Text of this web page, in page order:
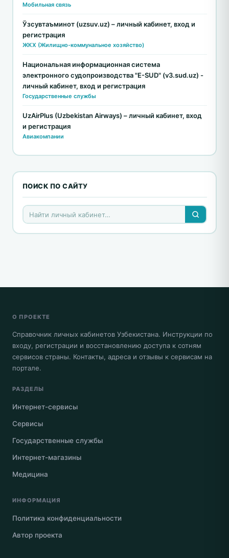
Мобильная связь
Ўзсувтаъминот (uzsuv.uz) – личный кабинет, вход и
регистрация
ЖКХ (Жилищно-коммунальное хозяйство)
Национальная информационная система
электронного судопроизводства "E-SUD" (v3.sud.uz) -
личный кабинет, вход и регистрация
Государственные службы
UzAirPlus (Uzbekistan Airways) – личный кабинет, вход
и регистрация
Авиакомпании
ПОИСК ПО САЙТУ
О ПРОЕКТЕ
Справочник личных кабинетов Узбекистана. Инструкции по
входу, регистрации и восстановлению доступа к сотням
сервисов страны. Контакты, адреса и отзывы к сервисам на
портале.
РАЗДЕЛЫ
Интернет-сервисы
Сервисы
Государственные службы
Интернет-магазины
Медицина
ИНФОРМАЦИЯ
Политика конфиденциальности
Автор проекта